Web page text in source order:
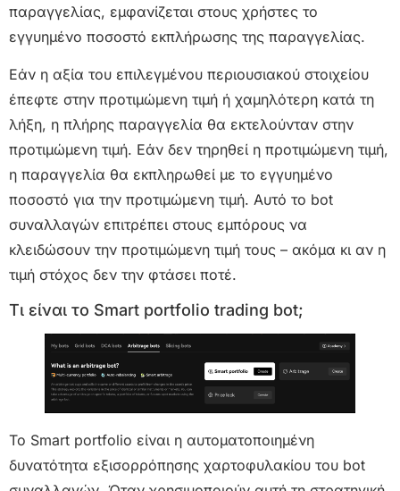
παραγγελίας, εμφανίζεται στους χρήστες το
εγγυημένο ποσοστό εκπλήρωσης της παραγγελίας.
Εάν η αξία του επιλεγμένου περιουσιακού στοιχείου
έπεφτε στην προτιμώμενη τιμή ή χαμηλότερη κατά τη
λήξη, η πλήρης παραγγελία θα εκτελούνταν στην
προτιμώμενη τιμή. Εάν δεν τηρηθεί η προτιμώμενη τιμή,
η παραγγελία θα εκπληρωθεί με το εγγυημένο
ποσοστό για την προτιμώμενη τιμή. Αυτό το bot
συναλλαγών επιτρέπει στους εμπόρους να
κλειδώσουν την προτιμώμενη τιμή τους – ακόμα κι αν η
τιμή στόχος δεν την φτάσει ποτέ.
Τι είναι το Smart portfolio trading bot;
Το Smart portfolio είναι η αυτοματοποιημένη
δυνατότητα εξισορρόπησης χαρτοφυλακίου του bot